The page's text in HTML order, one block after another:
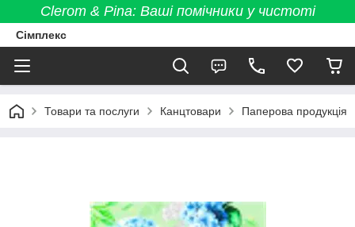
Clerom & Pina: Ваші помічники у чистоті
Сімплекс
Товари та послуги Канцтовари Паперова продукція